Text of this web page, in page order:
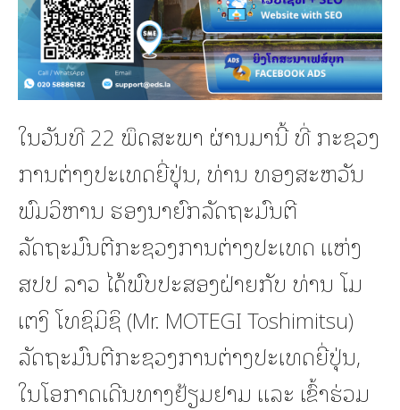
ໃນວັນທີ 22 ພຶດສະພາ ຜ່ານມານີ້ ທີ່ ກະຊວງ
ການຕ່າງປະເທດຍີ່ປຸ່ນ, ທ່ານ ທອງສະຫວັນ
ພົມວິຫານ ຮອງນາຍົກລັດຖະມົນຕີ
ລັດຖະມົນຕີກະຊວງການຕ່າງປະເທດ ແຫ່ງ
ສປປ ລາວ ໄດ້ພົບປະສອງຝ່າຍກັບ ທ່ານ ໂມ
ເຕງິ ໂທຊິມິຊຶ (Mr. MOTEGI Toshimitsu)
ລັດຖະມົນຕີກະຊວງການຕ່າງປະເທດຍີ່ປຸ່ນ,
ໃນໂອກາດເດີນທາງຢ້ຽມຢາມ ແລະ ເຂົ້າຮ່ວມ